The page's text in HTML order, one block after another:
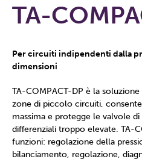
TA-
Per circuiti indipendenti dalla
dimensioni
TA-COMPACT-DP è la
zone di piccolo circuiti,
massima e protegge le valvole
differenziali troppo elevate. TA-
funzioni: regolazione della
bilanciamento, regolazione,